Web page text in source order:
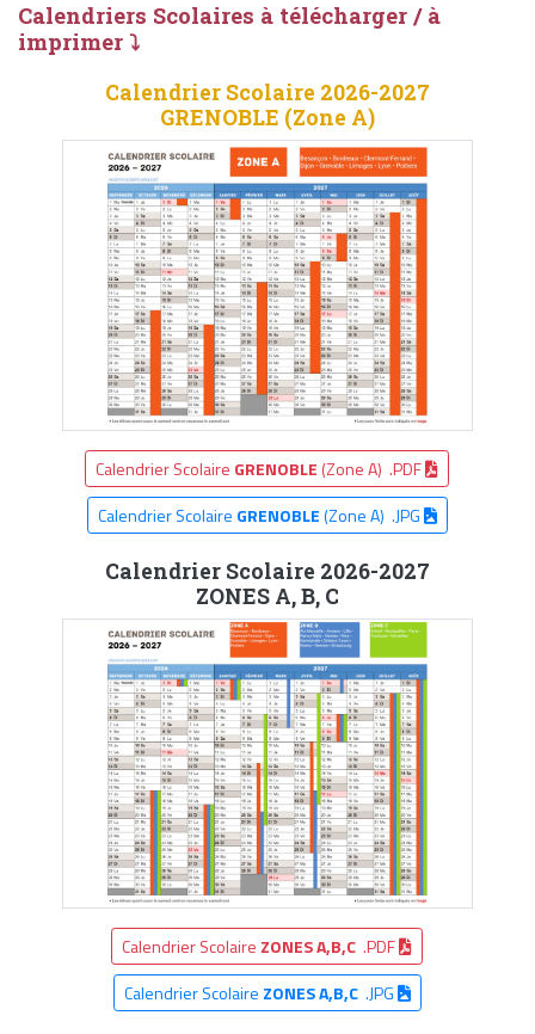
Calendriers Scolaires à télécharger / à
imprimer ⤵
Calendrier Scolaire 2026-2027
GRENOBLE (Zone A)
Calendrier Scolaire GRENOBLE (Zone A) .PDF
Calendrier Scolaire GRENOBLE(Zone A) .JPG
Calendrier Scolaire 2026-2027
ZONES A, B, C
Calendrier Scolaire ZONES A,B,C .PDF
Calendrier Scolaire ZONES A,B,C.JPG